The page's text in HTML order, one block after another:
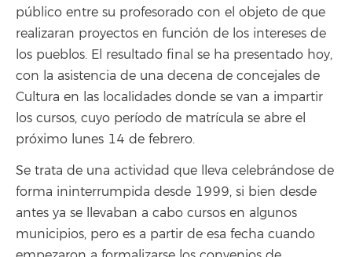
público entre su profesorado con el objeto de que
realizaran proyectos en función de los intereses de
los pueblos. El resultado final se ha presentado hoy,
con la asistencia de una decena de concejales de
Cultura en las localidades donde se van a impartir
los cursos, cuyo período de matrícula se abre el
próximo lunes 14 de febrero.
Se trata de una actividad que lleva celebrándose de
forma ininterrumpida desde 1999, si bien desde
antes ya se llevaban a cabo cursos en algunos
municipios, pero es a partir de esa fecha cuando